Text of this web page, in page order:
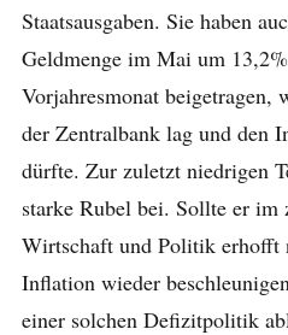
Staatsausgaben. Sie haben
Geldmenge im Mai um
Vorjahresmonat beigetragen,
der Zentralbank lag und den
dürfte. Zur zuletzt niedrigen
starke Rubel bei. Sollte er
Wirtschaft und Politik erhofft
Inflation wieder
einer solchen Defizitpolitik